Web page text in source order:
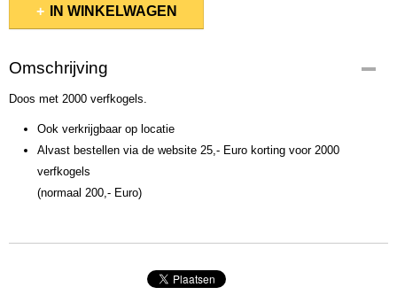
IN WINKELWAGEN
Omschrijving
Doos met 2000 verfkogels.
Ook verkrijgbaar op locatie
Alvast bestellen via de website 25,- Euro korting voor 2000
verfkogels
(normaal 200,- Euro)